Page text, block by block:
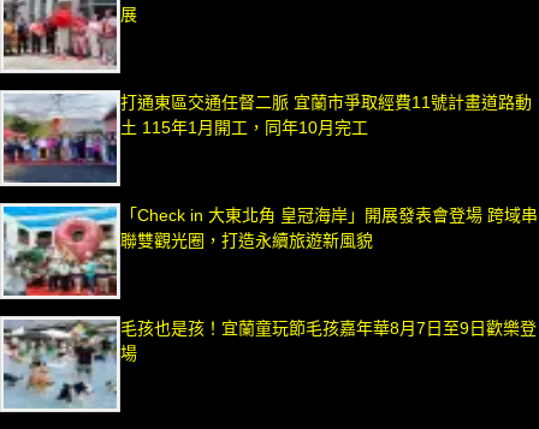
展
打通東區交通任督二脈 宜蘭市爭取經費11號計畫道路動
土 115年1月開工，同年10月完工
「Check in 大東北角 皇冠海岸」開展發表會登場 跨域串
聯雙觀光圈，打造永續旅遊新風貌
毛孩也是孩！宜蘭童玩節毛孩嘉年華8月7日至9日歡樂登
場